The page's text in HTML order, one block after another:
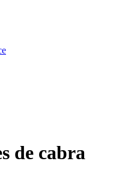
de cabra